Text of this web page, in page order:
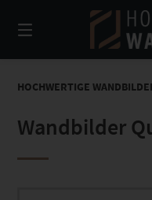
zum
Inhalt
HOCHWERTIGE
Wandbilder